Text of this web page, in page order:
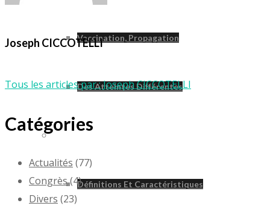
Vaccination, Propagation
Des Atteintes Différentes
Définitions Et Caractéristiques
Joseph CICCOTELLI
Tous les articles par : Joseph CICCOTELLI
Catégories
Actualités (77)
Congrès(4)
Divers (23)